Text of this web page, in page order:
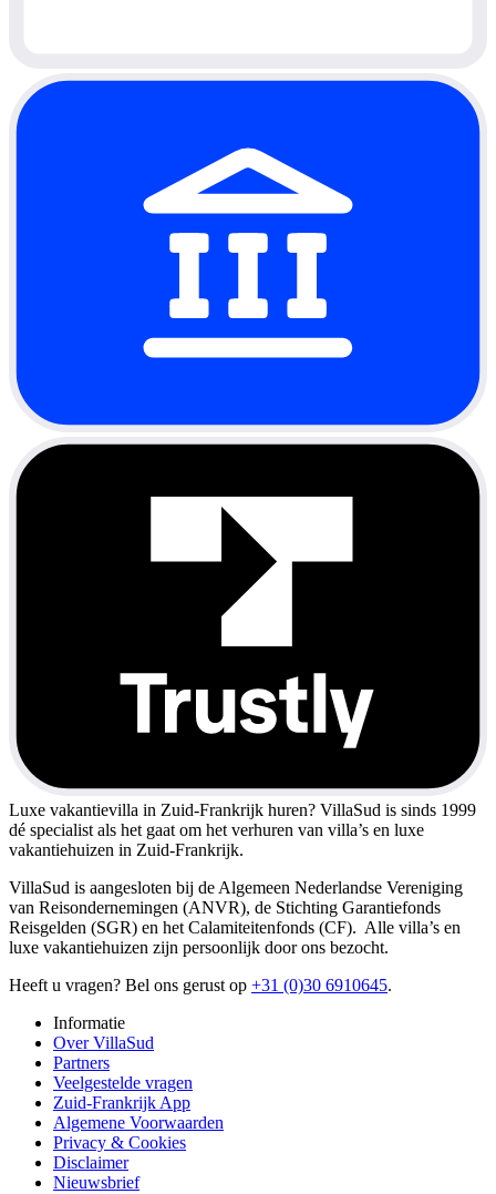
Luxe vakantievilla in Zuid-Frankrijk huren? VillaSud is sinds 1999
dé specialist als het gaat om het verhuren van villa’s en luxe
vakantiehuizen in Zuid-Frankrijk.
VillaSud is aangesloten bij de Algemeen Nederlandse Vereniging
van Reisondernemingen (ANVR), de Stichting Garantiefonds
Reisgelden (SGR) en het Calamiteitenfonds (CF). Alle villa’s en
luxe vakantiehuizen zijn persoonlijk door ons bezocht.
Heeft u vragen? Bel ons gerust op +31 (0)30 6910645.
Informatie
Over VillaSud
Partners
Veelgestelde vragen
Zuid-Frankrijk App
Algemene Voorwaarden
Privacy & Cookies
Disclaimer
Nieuwsbrief